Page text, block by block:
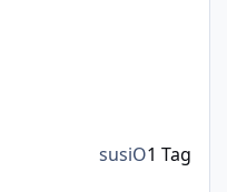
susiO1 Tag